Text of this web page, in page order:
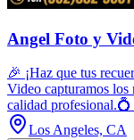
Angel Foto y
🎉 ¡Haz que tus
Video capturamos los
calidad
Los Angeles, CA